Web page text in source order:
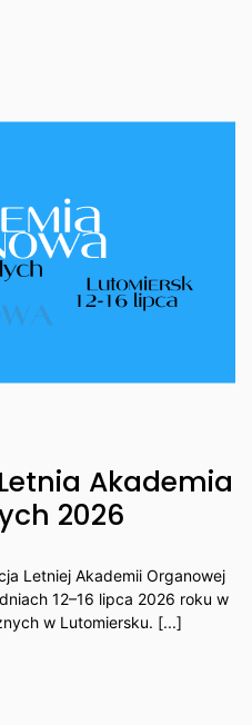
Akademia
2026
Letniej Akademii Organowej
12–16 lipca 2026 roku w
w Lutomiersku. [...]